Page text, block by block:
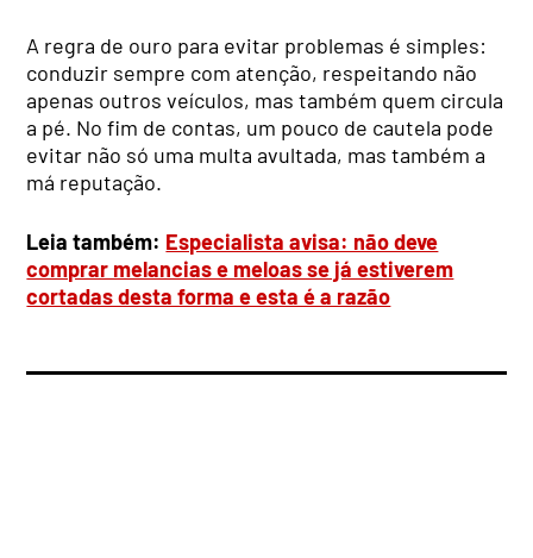
A regra de ouro para evitar problemas é simples:
conduzir sempre com atenção, respeitando não
apenas outros veículos, mas também quem circula
a pé. No fim de contas, um pouco de cautela pode
evitar não só uma multa avultada, mas também a
má reputação.
Leia também: Especialista avisa: não deve
comprar melancias e meloas se já estiverem
cortadas desta forma e esta é a razão